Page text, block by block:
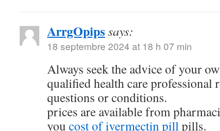
ArrgOpipssays:
18 septembre 2024 at 18 h 07 min
Always seek the advice of your
qualified health care professional
questions or conditions.
prices are available from
you cost of ivermectin pillpills.